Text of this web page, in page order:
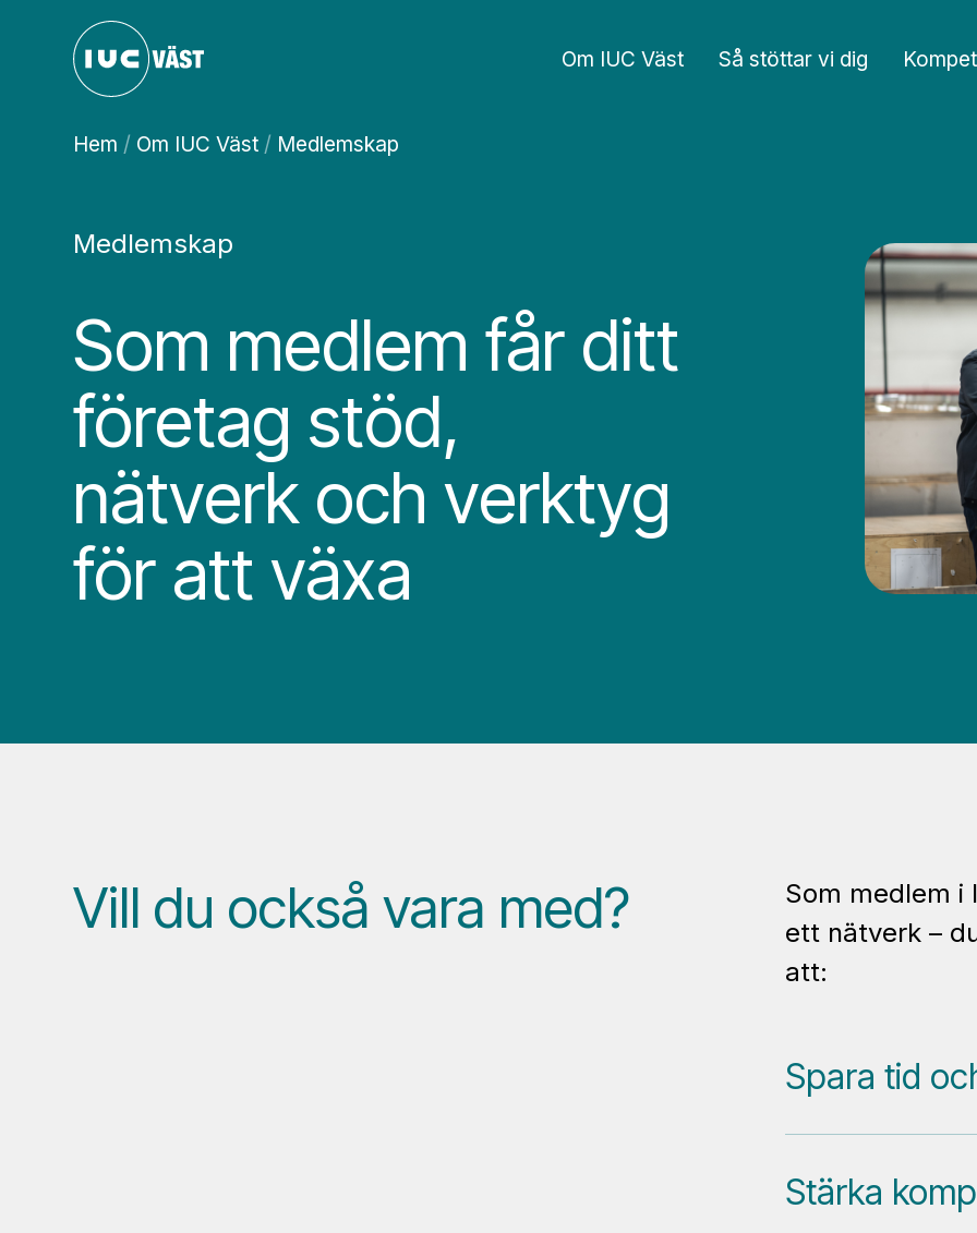
Om IUC Väst Så stöttar vi dig
Hem / Om IUC Väst / Medlemskap
Medlemskap
Som medlem får ditt
företag stöd,
nätverk och verktyg
för att växa
Vill du också vara med?
Som medlem i
ett nätverk –
att:
Spara tid
Stärka